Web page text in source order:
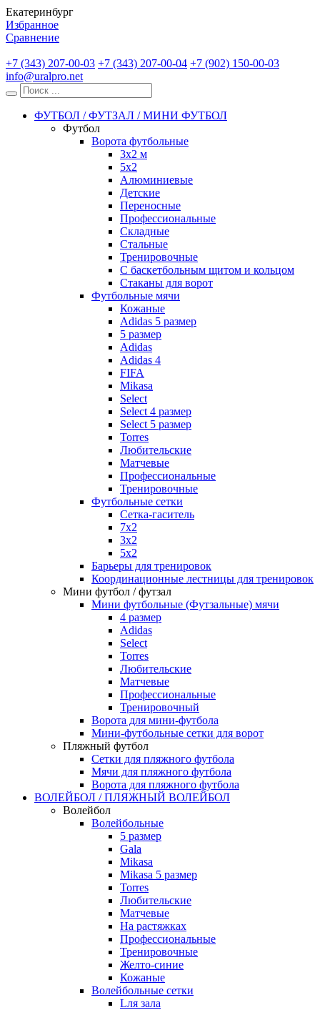
Екатеринбург
Избранное
Сравнение
+7 (343) 207-00-03 +7 (343) 207-00-04 +7 (902) 150-00-03
info@uralpro.net
ФУТБОЛ / ФУТЗАЛ / МИНИ ФУТБОЛ
Футбол
Ворота футбольные
3х2 м
5х2
Алюминиевые
Детские
Переносные
Профессиональные
Складные
Стальные
Тренировочные
С баскетбольным щитом и кольцом
Стаканы для ворот
Футбольные мячи
Кожаные
Adidas 5 размер
5 размер
Adidas
Adidas 4
FIFA
Mikasa
Select
Select 4 размер
Select 5 размер
Torres
Любительские
Матчевые
Профессиональные
Тренировочные
Футбольные сетки
Сетка-гаситель
7x2
3х2
5х2
Барьеры для тренировок
Координационные лестницы для тренировок
Мини футбол / футзал
Мини футбольные (Футзальные) мячи
4 размер
Adidas
Select
Torres
Любительские
Матчевые
Профессиональные
Тренировочный
Ворота для мини-футбола
Мини-футбольные сетки для ворот
Пляжный футбол
Сетки для пляжного футбола
Мячи для пляжного футбола
Ворота для пляжного футбола
ВОЛЕЙБОЛ / ПЛЯЖНЫЙ ВОЛЕЙБОЛ
Волейбол
Волейбольные
5 размер
Gala
Mikasa
Mikasa 5 размер
Torres
Любительские
Матчевые
На растяжках
Профессиональные
Тренировочные
Желто-синие
Кожаные
Волейбольные сетки
Lля зала